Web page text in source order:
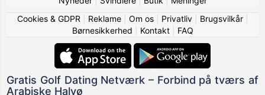
Cookies & GDPR
Reklame| Om os| Privatliv| Brugsvilkår|
Børnesikkerhed
Kontakt| FAQ
Gratis Golf Dating Netværk – Forbind på tværs af
Arabiske Halvø